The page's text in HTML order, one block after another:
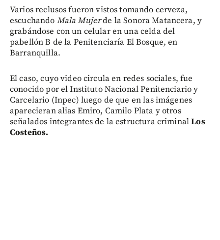
Varios reclusos fueron vistos tomando cerveza,
escuchando Mala Mujerde la Sonora Matancera, y
grabándose con un celular en una celda del
pabellón B de la Penitenciaría El Bosque, en
Barranquilla.
El caso, cuyo video circula en redes sociales, fue
conocido por el Instituto Nacional Penitenciario y
Carcelario (Inpec) luego de que en las imágenes
aparecieran alias Emiro, Camilo Plata y otros
señalados integrantes de la estructura criminalLos
Costeños.